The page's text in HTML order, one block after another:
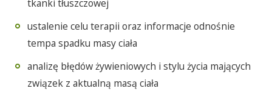
tkanki tłuszczowej
ustalenie celu terapii oraz informacje odnośnie
tempa spadku masy ciała
analizę błędów żywieniowych i stylu życia mających
związek z aktualną masą ciała